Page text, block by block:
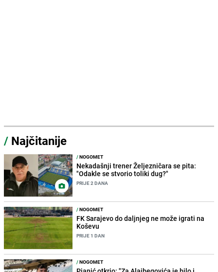
/ Najčitanije
/NOGOMET
Nekadašnji trener Željezničara se pita:
"Odakle se stvorio toliki dug?"
PRIJE 2 DANA
/NOGOMET
FK Sarajevo do daljnjeg ne može igrati na
Koševu
PRIJE 1 DAN
/NOGOMET